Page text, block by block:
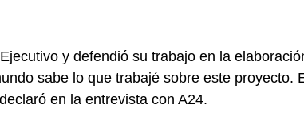
y defendió su trabajo en la
sabe lo que trabajé sobre este proyecto.
en la entrevista con A24.